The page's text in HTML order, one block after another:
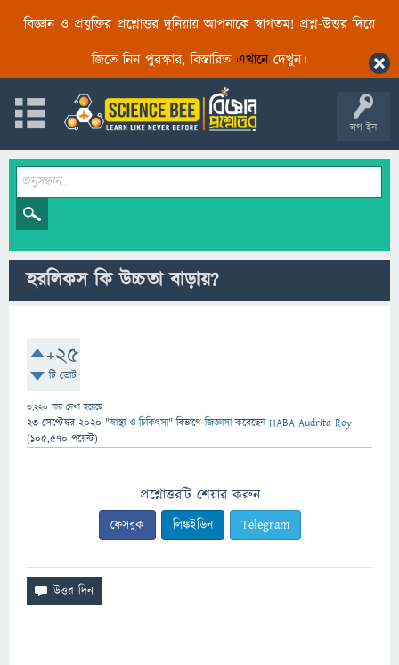
বিজ্ঞান ও প্রযুক্তির প্রশ্নোত্তর দুনিয়ায় আপনাকে স্বাগতম! প্রশ্ন-উত্তর দিয়ে
জিতে নিন পুরস্কার, বিস্তারিত এখানেদেখুন।
লগ ইন
হরলিকস কি উচ্চতা বাড়ায়?
+25
টি ভোট
3,220 বার দেখা হয়েছে
23 সেপ্টেম্বর 2020 "স্বাস্থ্য ও চিকিৎসা" বিভাগে জিজ্ঞাসাকরেছেনHABA Audrita Roy
(105,570 পয়েন্ট)
প্রশ্নোত্তরটি শেয়ার করুন
ফেসবুক লিঙ্কইডিন Telegram